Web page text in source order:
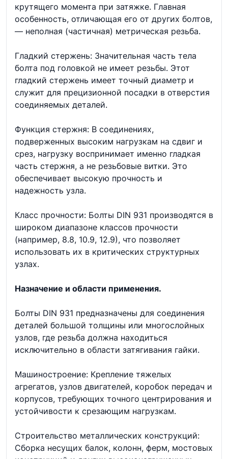
крутящего момента при затяжке. Главная
особенность, отличающая его от других болтов,
— неполная (частичная) метрическая резьба.
Гладкий стержень: Значительная часть тела
болта под головкой не имеет резьбы. Этот
гладкий стержень имеет точный диаметр и
служит для прецизионной посадки в отверстия
соединяемых деталей.
Функция стержня: В соединениях,
подверженных высоким нагрузкам на сдвиг и
срез, нагрузку воспринимает именно гладкая
часть стержня, а не резьбовые витки. Это
обеспечивает высокую прочность и
надежность узла.
Класс прочности: Болты DIN 931 производятся в
широком диапазоне классов прочности
(например, 8.8, 10.9, 12.9), что позволяет
использовать их в критических структурных
узлах.
Назначение и области применения.
Болты DIN 931 предназначены для соединения
деталей большой толщины или многослойных
узлов, где резьба должна находиться
исключительно в области затягивания гайки.
Машиностроение: Крепление тяжелых
агрегатов, узлов двигателей, коробок передач и
корпусов, требующих точного центрирования и
устойчивости к срезающим нагрузкам.
Строительство металлических конструкций:
Сборка несущих балок, колонн, ферм, мостовых